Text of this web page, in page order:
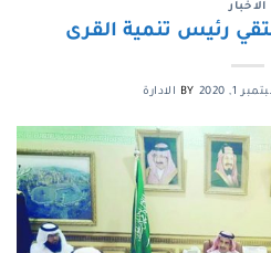
الاخبار
رئيس تنمية القرى
1, 2020 الادارة